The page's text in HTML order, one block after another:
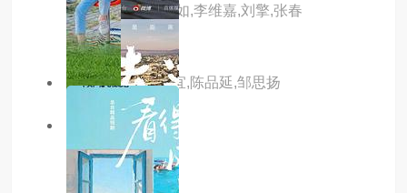
彦斌,姜逸磊,林心如,李维嘉,刘擎,张春
主演：彦希,蔡卓宜,陈品延,邹思扬
更新至01集
去远方第二季